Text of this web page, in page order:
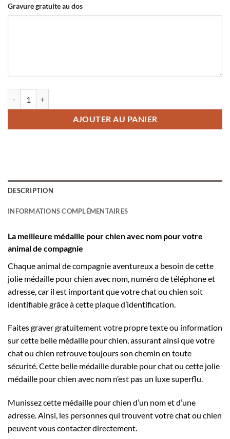
Gravure gratuite au dos
AJOUTER AU PANIER
DESCRIPTION
INFORMATIONS COMPLÉMENTAIRES
La meilleure médaille pour chien avec nom pour votre
animal de compagnie
Chaque animal de compagnie aventureux a besoin de cette
jolie médaille pour chien avec nom, numéro de téléphone et
adresse, car il est important que votre chat ou chien soit
identifiable grâce à cette plaque d’identification.
Faites graver gratuitement votre propre texte ou information
sur cette belle médaille pour chien, assurant ainsi que votre
chat ou chien retrouve toujours son chemin en toute
sécurité.Cette belle médaille durable pour chat ou cette jolie
médaille pour chien avec nom n’est pas un luxe superflu.
Munissez cette médaille pour chien d’un nom et d’une
adresse. Ainsi, les personnes qui trouvent votre chat ou chien
peuvent vous contacter directement.